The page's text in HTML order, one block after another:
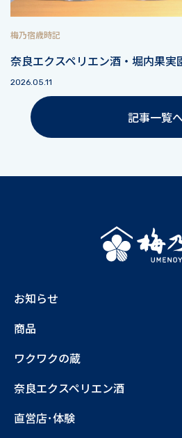
梅乃宿歳時記
奈良エクスペリエン酒・堀内果実
2026.05.11
記事一覧へ
お知らせ
商品
ワクワクの蔵
奈良エクスペリエン酒
直営店･体験